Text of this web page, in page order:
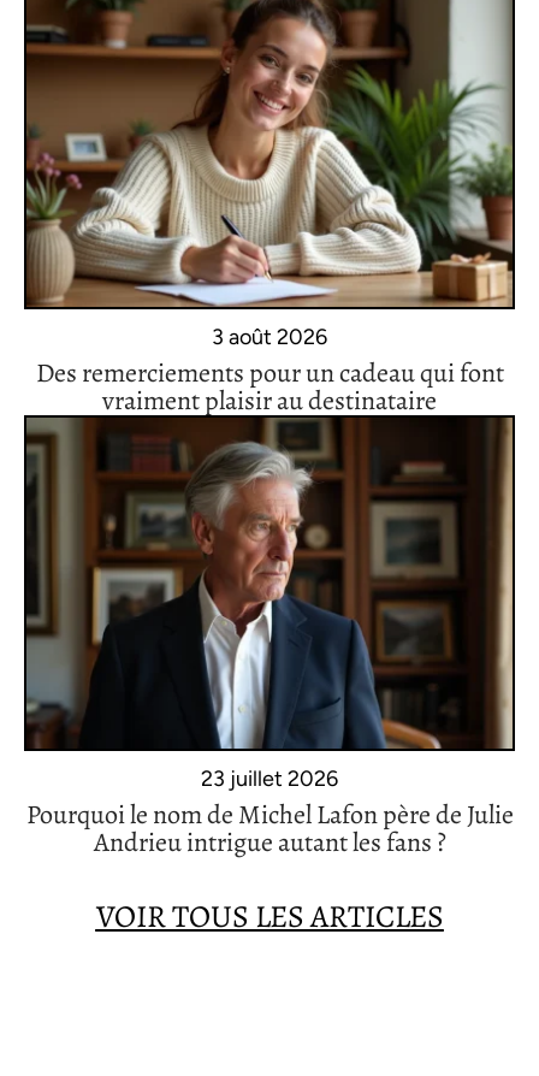
3 août 2026
Des remerciements pour un cadeau qui font
vraiment plaisir au destinataire
23 juillet 2026
Pourquoi le nom de Michel Lafon père de Julie
Andrieu intrigue autant les fans ?
VOIR TOUS LES ARTICLES